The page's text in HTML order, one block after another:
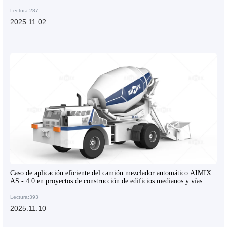
Lectura:287
2025.11.02
Caso de aplicación eficiente del camión mezclador automático AIMIX
AS - 4.0 en proyectos de construcción de edificios medianos y vías
Lectura:393
2025.11.10